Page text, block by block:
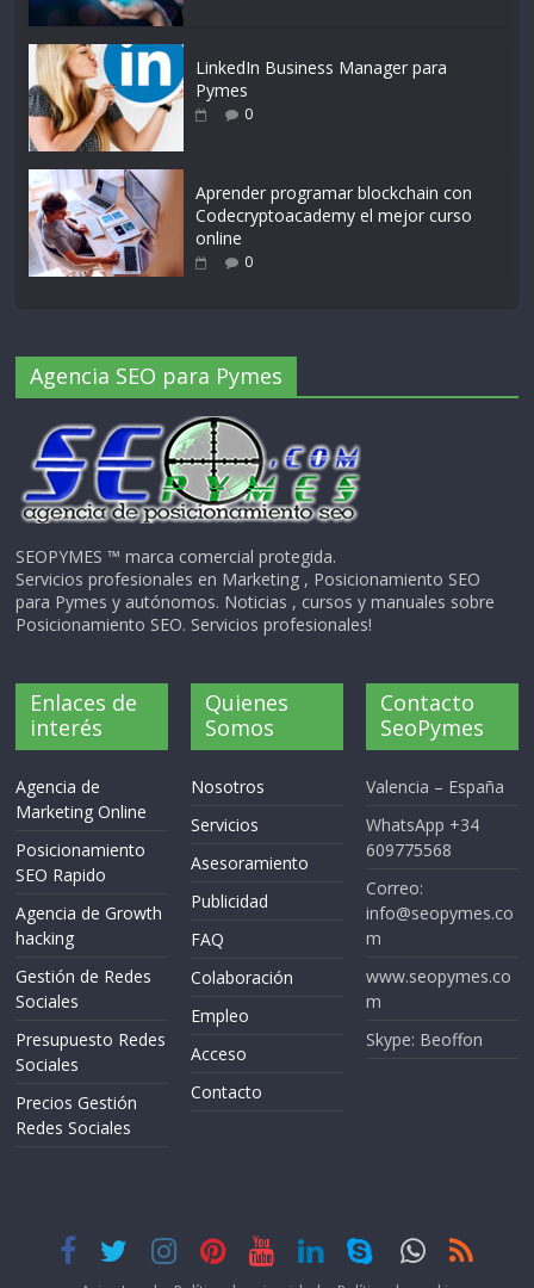
LinkedIn Business Manager para
Pymes
0
Aprender programar blockchain con
Codecryptoacademy el mejor curso
online
0
Agencia SEO para Pymes
SEOPYMES ™ marca comercial protegida.
Servicios profesionales en Marketing , Posicionamiento SEO
para Pymes y autónomos. Noticias , cursos y manuales sobre
Posicionamiento SEO. Servicios profesionales!
Enlaces de
interés
Agencia de
Marketing Online
Posicionamiento
SEO Rapido
Agencia de Growth
hacking
Gestión de Redes
Sociales
Presupuesto Redes
Sociales
Precios Gestión
Redes Sociales
Quienes
Somos
Nosotros
Servicios
Asesoramiento
Publicidad
FAQ
Colaboración
Empleo
Acceso
Contacto
Contacto
SeoPymes
Valencia – España
WhatsApp +34
609775568
Correo:
info@seopymes.co
m
www.seopymes.co
m
Skype: Beoffon